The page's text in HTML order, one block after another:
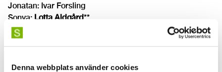
Denna webbplats använder cookies
Jonatan: Ivar Forsling
Sonya: Lotta Aldgård**
Barnet: Vincent Olsson
Den Gamle: Bertil Olsson
* Extern formgivare